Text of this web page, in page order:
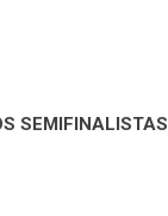
SEMIFINALISTAS